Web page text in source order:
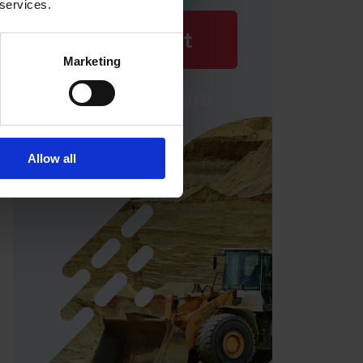
Marketing
Allow all
Rezervēt
demo versiju